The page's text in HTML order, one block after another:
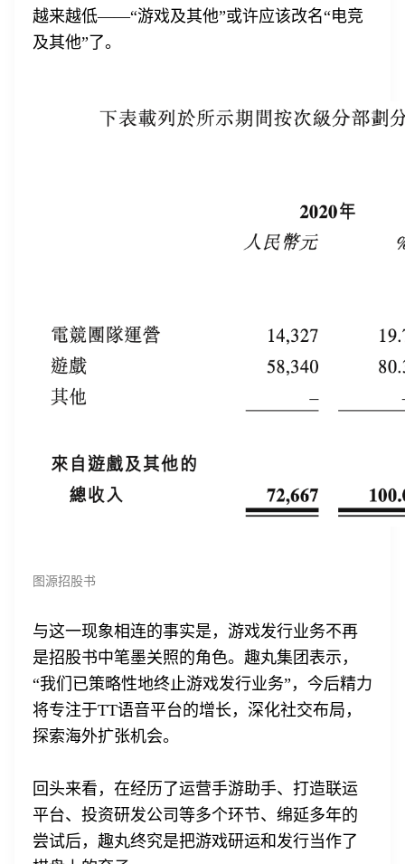
越来越低——“游戏及其他”或许应该改名“电竞
及其他”了。
图源招股书
与这一现象相连的事实是，游戏发行业务不再
是招股书中笔墨关照的角色。趣丸集团表示，
“我们已策略性地终止游戏发行业务”，今后精力
将专注于TT语音平台的增长，深化社交布局，
探索海外扩张机会。
回头来看，在经历了运营手游助手、打造联运
平台、投资研发公司等多个环节、绵延多年的
尝试后，趣丸终究是把游戏研运和发行当作了